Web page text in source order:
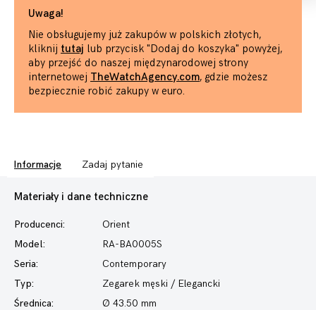
Uwaga!
Nie obsługujemy już zakupów w polskich złotych,
kliknij tutaj lub przycisk "Dodaj do koszyka" powyżej,
aby przejść do naszej międzynarodowej strony
internetowej TheWatchAgency.com, gdzie możesz
bezpiecznie robić zakupy w euro.
Informacje Zadaj pytanie
Materiały i dane techniczne
Producenci:
Orient
Model:
RA-BA0005S
Seria:
Contemporary
Typ:
Zegarek męski / Elegancki
Średnica:
Ø 43.50 mm